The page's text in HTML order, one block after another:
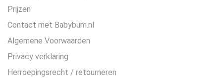
Prijzen
Contact met Babybum.nl
Algemene Voorwaarden
Privacy verklaring
Herroepingsrecht / retourneren